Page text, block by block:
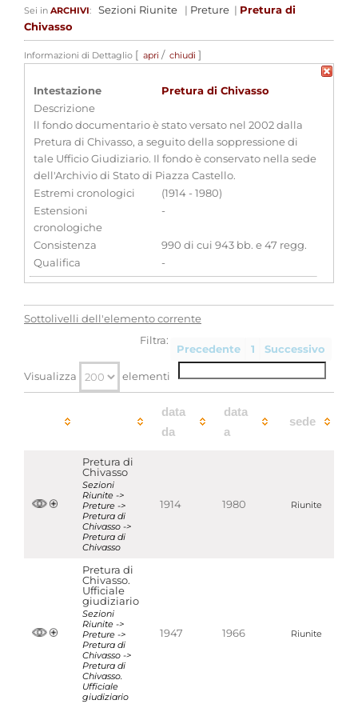
Sei in ARCHIVI: Sezioni Riunite | Preture | Pretura di
Chivasso
Informazioni di Dettaglio [ apri / chiudi ]
Intestazione
Pretura di Chivasso
Descrizione
ll fondo documentario è stato versato nel 2002 dalla
Pretura di Chivasso, a seguito della soppressione di
tale Ufficio Giudiziario. Il fondo è conservato nella sede
dell'Archivio di Stato di Piazza Castello.
Estremi cronologici
(1914 - 1980)
Estensioni
cronologiche
-
Consistenza
990 di cui 943 bb. e 47 regg.
Qualifica
-
Pretura di Chivasso[Enti]
Strumenti di ricerca associati
Pretura di Chivasso
Tipo di archivio
Archivi di organi o uffici dello Stato -
Temi
Giustizia
Parole chiave
Giustizia
Sottolivelli dell'elemento corrente
Precedente 1 Successivo
Visualizza elementi
Filtra:
data
da
data
a
sede
Pretura di
Chivasso
Sezioni
Riunite ->
Preture ->
Pretura di
Chivasso ->
Pretura di
Chivasso
1914 1980 Riunite
Pretura di
Chivasso.
Ufficiale
giudiziario
Sezioni
Riunite ->
Preture ->
Pretura di
Chivasso ->
Pretura di
Chivasso.
Ufficiale
giudiziario
1947 1966 Riunite